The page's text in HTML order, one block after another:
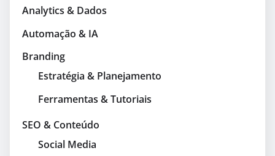
Analytics & Dados
Automação & IA
Branding
Estratégia & Planejamento
Ferramentas & Tutoriais
SEO & Conteúdo
Social Media